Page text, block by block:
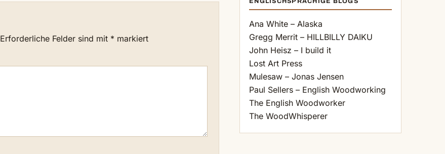
Erforderliche Felder sind mit * markiert
Ana White – Alaska
Gregg Merrit – HILLBILLY DAIKU
John Heisz – I build it
Lost Art Press
Mulesaw – Jonas Jensen
Paul Sellers – English Woodworking
The English Woodworker
The WoodWhisperer